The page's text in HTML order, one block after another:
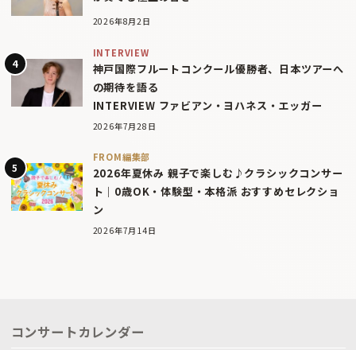
2026年8月2日
INTERVIEW
神戸国際フルートコンクール優勝者、日本ツアーへ
の期待を語る
INTERVIEW ファビアン・ヨハネス・エッガー
2026年7月28日
FROM編集部
2026年夏休み 親子で楽しむ♪クラシックコンサー
ト｜0歳OK・体験型・本格派 おすすめセレクショ
ン
2026年7月14日
コンサートカレンダー